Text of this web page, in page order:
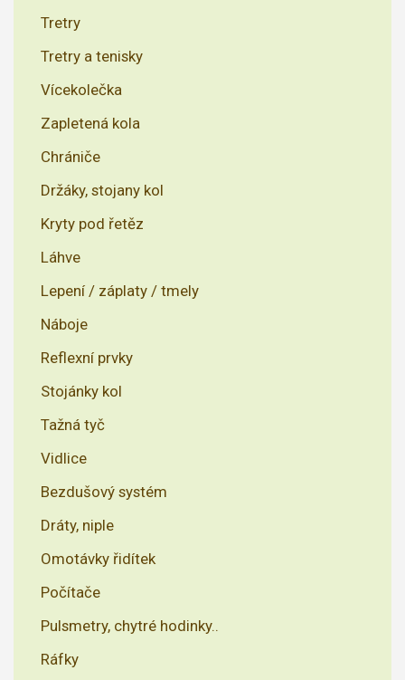
Tretry
Tretry a tenisky
Vícekolečka
Zapletená kola
Chrániče
Držáky, stojany kol
Kryty pod řetěz
Láhve
Lepení / záplaty / tmely
Náboje
Reflexní prvky
Stojánky kol
Tažná tyč
Vidlice
Bezdušový systém
Dráty, niple
Omotávky řidítek
Počítače
Pulsmetry, chytré hodinky..
Ráfky